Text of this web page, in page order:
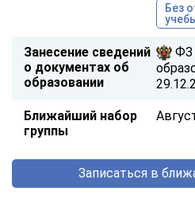
Без
Занесение сведений
о документах об
образовании
ФЗ
Ближайший набор
группы
Записаться в